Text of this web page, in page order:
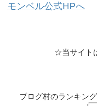
モンベル公式HPへ
☆当サイト
ブログ村のランキン